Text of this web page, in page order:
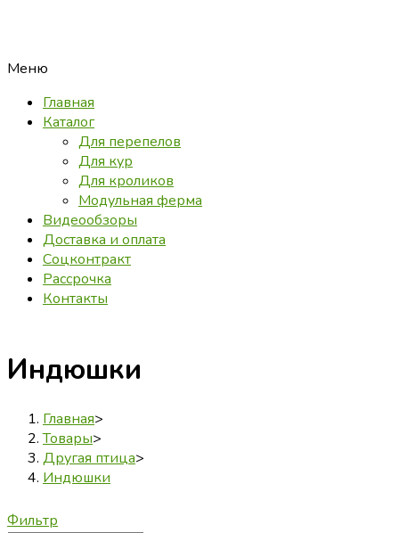
Меню
Главная
Каталог
Для перепелов
Для кур
Для кроликов
Модульная ферма
Видеообзоры
Доставка и оплата
Соцконтракт
Рассрочка
Контакты
Индюшки
Главная>
Товары>
Другая птица>
Индюшки
Фильтр